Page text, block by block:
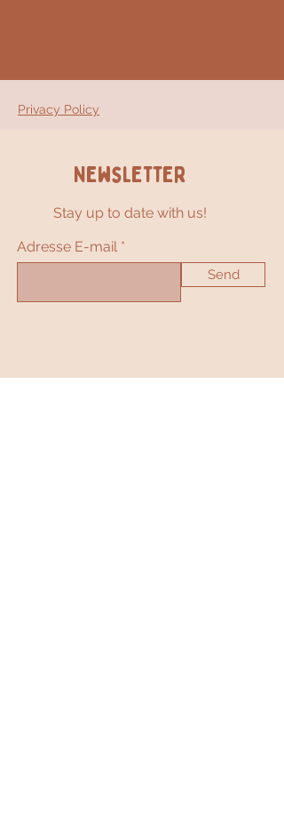
Privacy Policy
Newsletter
Stay up to date with us!
Adresse E-mail
Send